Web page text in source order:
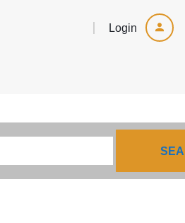
Login